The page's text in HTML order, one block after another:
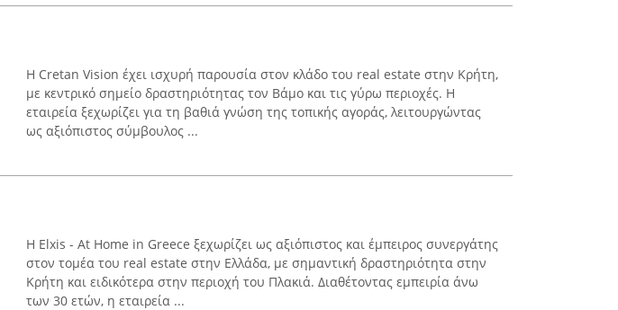
Η Cretan Vision έχει ισχυρή παρουσία στον κλάδο του real estate στην Κρήτη,
με κεντρικό σημείο δραστηριότητας τον Βάμο και τις γύρω περιοχές. Η
εταιρεία ξεχωρίζει για τη βαθιά γνώση της τοπικής αγοράς, λειτουργώντας
ως αξιόπιστος σύμβουλος ...
Η Elxis - At Home in Greece ξεχωρίζει ως αξιόπιστος και έμπειρος συνεργάτης
στον τομέα του real estate στην Ελλάδα, με σημαντική δραστηριότητα στην
Κρήτη και ειδικότερα στην περιοχή του Πλακιά. Διαθέτοντας εμπειρία άνω
των 30 ετών, η εταιρεία ...